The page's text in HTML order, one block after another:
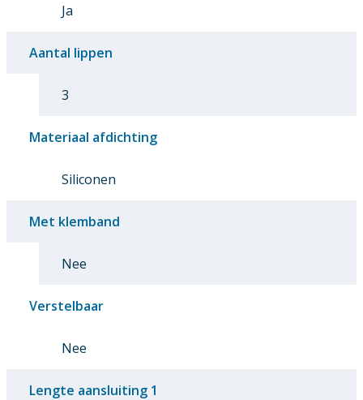
Ja
Aantal lippen
3
Materiaal afdichting
Siliconen
Met klemband
Nee
Verstelbaar
Nee
Lengte aansluiting 1